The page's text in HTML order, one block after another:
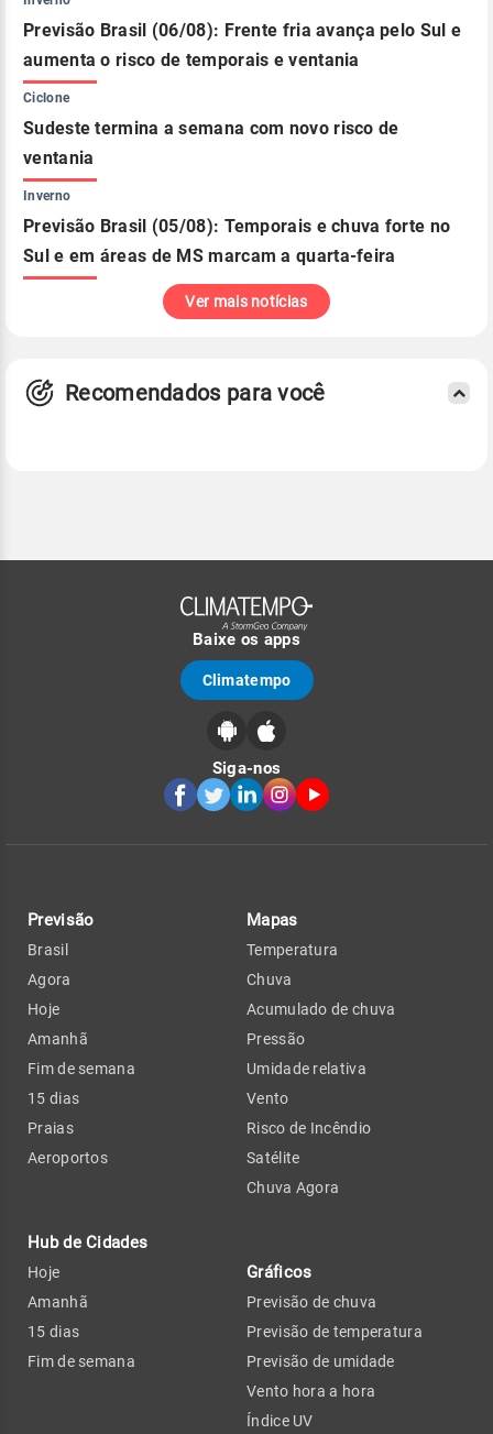
Previsão Brasil (06/08): Frente fria avança pelo Sul e
aumenta o risco de temporais e ventania
Ciclone
Sudeste termina a semana com novo risco de
ventania
Inverno
Previsão Brasil (05/08): Temporais e chuva forte no
Sul e em áreas de MS marcam a quarta-feira
Ver mais notícias
Recomendados para você
Baixe os apps
Climatempo
Siga-nos
Previsão
Brasil
Agora
Hoje
Amanhã
Fim de semana
15 dias
Praias
Aeroportos
Hub de Cidades
Hoje
Amanhã
15 dias
Fim de semana
Mapas
Temperatura
Chuva
Acumulado de chuva
Pressão
Umidade relativa
Vento
Risco de Incêndio
Satélite
Chuva Agora
Gráficos
Previsão de chuva
Previsão de temperatura
Previsão de umidade
Vento hora a hora
Índice UV